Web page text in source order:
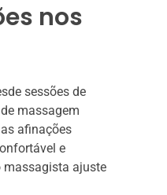
nos
sessões de
massagem
afinações
e
massagista ajuste